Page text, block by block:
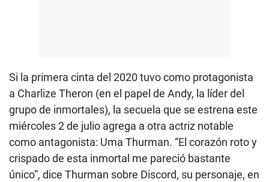
Si la primera cinta del 2020 tuvo como protagonista
a Charlize Theron (en el papel de Andy, la líder del
grupo de inmortales), la secuela que se estrena este
miércoles 2 de julio agrega a otra actriz notable
como antagonista: Uma Thurman. “El corazón roto y
crispado de esta inmortal me pareció bastante
único”, dice Thurman sobre Discord, su personaje, en